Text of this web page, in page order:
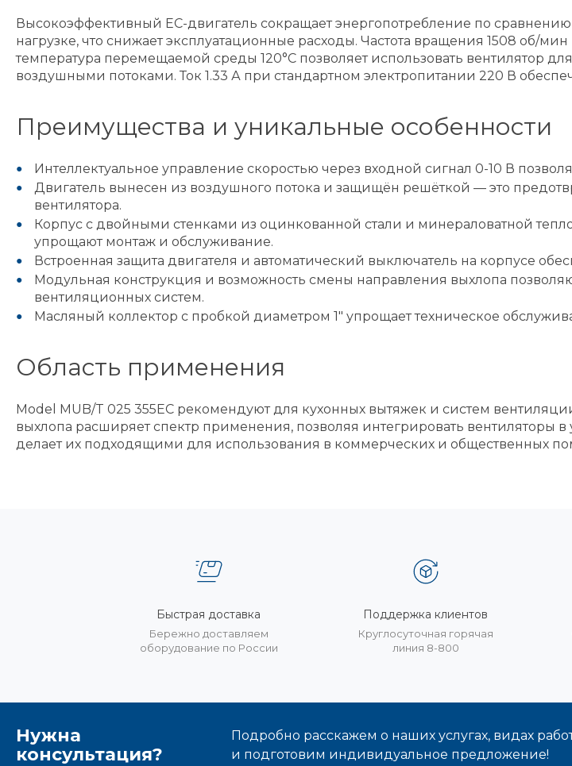
Высокоэффективный ЕС-двигатель сокращает энергопотребление по
нагрузке, что снижает эксплуатационные расходы. Частота вращения 1508 об/
температура перемещаемой среды 120°C позволяет использовать вентилятор
воздушными потоками. Ток 1.33 А при стандартном электропитании 220 В
Преимущества и уникальные особенности
Интеллектуальное управление скоростью через входной сигнал 0-10 В
Двигатель вынесен из воздушного потока и защищён решёткой — это
вентилятора.
Корпус с двойными стенками из оцинкованной стали и минераловатной
упрощают монтаж и обслуживание.
Встроенная защита двигателя и автоматический выключатель на корпусе
Модульная конструкция и возможность смены направления выхлопа
вентиляционных систем.
Масляный коллектор с пробкой диаметром 1" упрощает техническое
Область применения
Model MUB/T 025 355EC рекомендуют для кухонных вытяжек и систем
выхлопа расширяет спектр применения, позволяя интегрировать
делает их подходящими для использования в коммерческих и общественных
Быстрая доставка
Бережно доставляем
оборудование по России
Поддержка клиентов
Круглосуточная горячая
линия 8-800
Нужна
консультация?
Подробно расскажем о наших услугах, видах
и подготовим индивидуальное предложение!